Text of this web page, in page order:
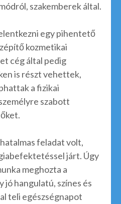
szakemberek által.
egy pihentető
kozmetikai
cég által pedig
is részt vehettek,
a fizikai
szabott
feladat volt,
járt. Úgy
meghozta a
jó hangulatú, színes és
teli egészségnapot